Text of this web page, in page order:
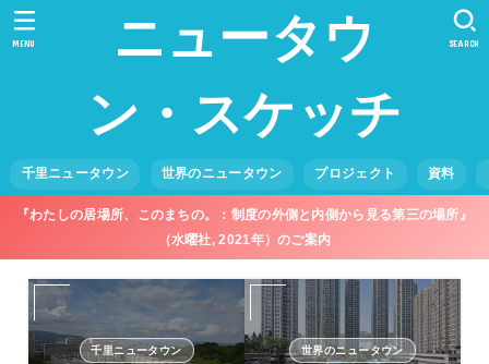
ニュータウ
ン・スケッチ
千里ニュータウン 世界のニュータウン プロジェクト 資料
SEARCH
MENU
『わたしの居場所、このまちの。：制度の外側と内側から見る第三の場所』
（水曜社, 2021年）のご案内
千里ニュータウン 世界のニュータウン